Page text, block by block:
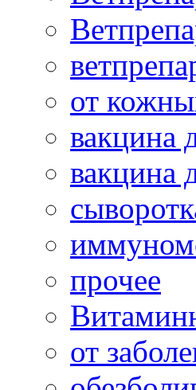
от
вакцина
вакцина
прочее
от